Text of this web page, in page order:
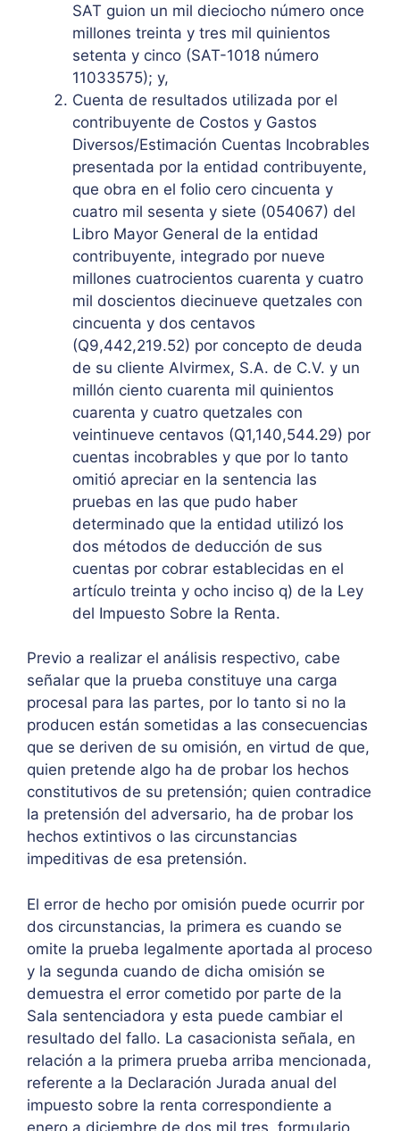
SAT guion un mil dieciocho número once
millones treinta y tres mil quinientos
setenta y cinco (SAT-1018 número
11033575); y,
Cuenta de resultados utilizada por el
contribuyente de Costos y Gastos
Diversos/Estimación Cuentas Incobrables
presentada por la entidad contribuyente,
que obra en el folio cero cincuenta y
cuatro mil sesenta y siete (054067) del
Libro Mayor General de la entidad
contribuyente, integrado por nueve
millones cuatrocientos cuarenta y cuatro
mil doscientos diecinueve quetzales con
cincuenta y dos centavos
(Q9,442,219.52) por concepto de deuda
de su cliente Alvirmex, S.A. de C.V. y un
millón ciento cuarenta mil quinientos
cuarenta y cuatro quetzales con
veintinueve centavos (Q1,140,544.29) por
cuentas incobrables y que por lo tanto
omitió apreciar en la sentencia las
pruebas en las que pudo haber
determinado que la entidad utilizó los
dos métodos de deducción de sus
cuentas por cobrar establecidas en el
artículo treinta y ocho inciso q) de la Ley
del Impuesto Sobre la Renta.
Previo a realizar el análisis respectivo, cabe
señalar que la prueba constituye una carga
procesal para las partes, por lo tanto si no la
producen están sometidas a las consecuencias
que se deriven de su omisión, en virtud de que,
quien pretende algo ha de probar los hechos
constitutivos de su pretensión; quien contradice
la pretensión del adversario, ha de probar los
hechos extintivos o las circunstancias
impeditivas de esa pretensión.
El error de hecho por omisión puede ocurrir por
dos circunstancias, la primera es cuando se
omite la prueba legalmente aportada al proceso
y la segunda cuando de dicha omisión se
demuestra el error cometido por parte de la
Sala sentenciadora y esta puede cambiar el
resultado del fallo. La casacionista señala, en
relación a la primera prueba arriba mencionada,
referente a la Declaración Jurada anual del
impuesto sobre la renta correspondiente a
enero a diciembre de dos mil tres, formulario,